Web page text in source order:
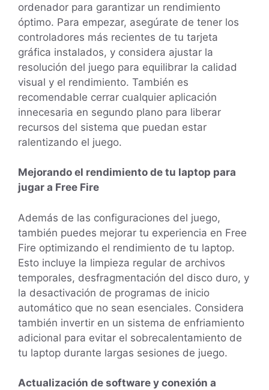
ordenador para garantizar un rendimiento
óptimo. Para empezar, asegúrate de tener los
controladores más recientes de tu tarjeta
gráfica instalados, y considera ajustar la
resolución del juego para equilibrar la calidad
visual y el rendimiento. También es
recomendable cerrar cualquier aplicación
innecesaria en segundo plano para liberar
recursos del sistema que puedan estar
ralentizando el juego.
Mejorando el rendimiento de tu laptop para
jugar a Free Fire
Además de las configuraciones del juego,
también puedes mejorar tu experiencia en Free
Fire optimizando el rendimiento de tu laptop.
Esto incluye la limpieza regular de archivos
temporales, desfragmentación del disco duro, y
la desactivación de programas de inicio
automático que no sean esenciales. Considera
también invertir en un sistema de enfriamiento
adicional para evitar el sobrecalentamiento de
tu laptop durante largas sesiones de juego.
Actualización de software y conexión a